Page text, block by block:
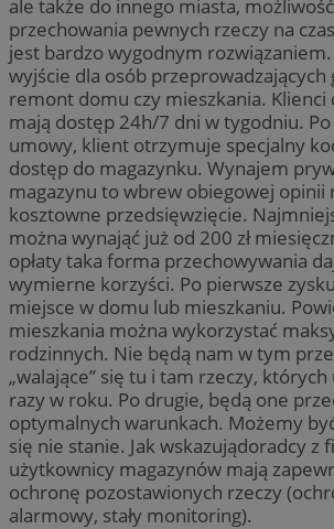
ale także do innego miasta,
przechowania pewnych rzeczy na
jest bardzo wygodnym
wyjście dla osób
remont domu czy mieszkania. Klienci
mają dostęp 24h/7 dni w tygodniu.
umowy, klient otrzymuje specjalny
dostęp do magazynku. Wynajem
magazynu to wbrew obiegowej opinii
kosztowne przedsięwzięcie.
można wynająć już od 200 zł
opłaty taka forma przechowywania
wymierne korzyści. Po pierwsze
miejsce w domu lub mieszkaniu.
mieszkania można wykorzystać
rodzinnych. Nie będą nam w tym
„walające” się tu i tam rzeczy,
razy w roku. Po drugie, będą one
optymalnych warunkach. Możemy
się nie stanie. Jak wskazujądoradcy z
użytkownicy magazynów mają
ochronę pozostawionych rzeczy
alarmowy, stały monitoring).